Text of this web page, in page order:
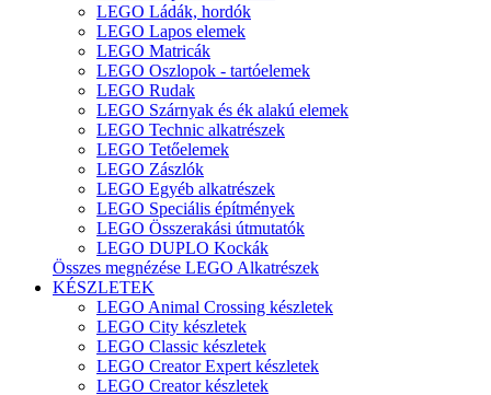
LEGO Ládák, hordók
LEGO Lapos elemek
LEGO Matricák
LEGO Oszlopok - tartóelemek
LEGO Rudak
LEGO Szárnyak és ék alakú elemek
LEGO Technic alkatrészek
LEGO Tetőelemek
LEGO Zászlók
LEGO Egyéb alkatrészek
LEGO Speciális építmények
LEGO Összerakási útmutatók
LEGO DUPLO Kockák
Összes megnézése LEGO Alkatrészek
KÉSZLETEK
LEGO Animal Crossing készletek
LEGO City készletek
LEGO Classic készletek
LEGO Creator Expert készletek
LEGO Creator készletek